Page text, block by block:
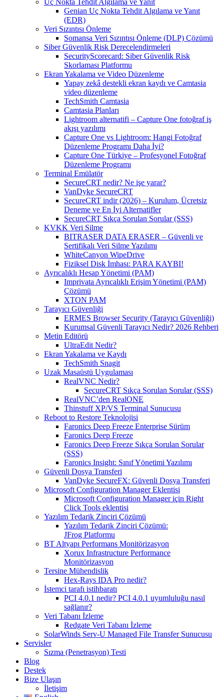
Uç Nokta Tehdit Algılama ve Yanıt
Genian Uç Nokta Tehdit Algılama ve Yanıt
(EDR)
Veri Sızıntısı Önleme
Somansa Veri Sızıntısı Önleme (DLP) Çözümü
Siber Güvenlik Risk Derecelendirmeleri
SecurityScorecard: Siber Güvenlik Risk
Skorlaması Platformu
Ekran Yakalama ve Video Düzenleme
Yapay zekâ destekli ekran kaydı ve Camtasia
video düzenleme
TechSmith Camtasia
Camtasia Planları
Lightroom alternatifi – Capture One fotoğraf iş
akışı yazılımı
Capture One vs Lightroom: Hangi Fotoğraf
Düzenleme Programı Daha İyi?
Capture One Türkiye – Profesyonel Fotoğraf
Düzenleme Programı
Terminal Emülatör
SecureCRT nedir? Ne işe yarar?
VanDyke SecureCRT
SecureCRT indir (2026) – Kurulum, Ücretsiz
Deneme ve En İyi Alternatifler
SecureCRT Sıkça Sorulan Sorular (SSS)
KVKK Veri Silme
BITRASER DATA ERASER – Güvenli ve
Sertifikalı Veri Silme Yazılımı
WhiteCanyon WipeDrive
Fiziksel Disk İmhası: PARA KAYBI!
Ayrıcalıklı Hesap Yönetimi (PAM)
Imprivata Ayrıcalıklı Erişim Yönetimi (PAM)
Çözümü
XTON PAM
Tarayıcı Güvenliği
ERMES Browser Security (Tarayıcı Güvenliği)
Kurumsal Güvenli Tarayıcı Nedir? 2026 Rehberi
Metin Editörü
UltraEdit Nedir?
Ekran Yakalama ve Kaydı
TechSmith Snagit
Uzak Masaüstü Uygulaması
RealVNC Nedir?
SecureCRT Sıkça Sorulan Sorular (SSS)
RealVNC’den RealONE
Thinstuff XP/VS Terminal Sunucusu
Reboot to Restore Teknolojisi
Faronics Deep Freeze Enterprise Sürüm
Faronics Deep Freeze
Faronics Deep Freeze Sıkça Sorulan Sorular
(SSS)
Faronics Insight: Sınıf Yönetimi Yazılımı
Güvenli Dosya Transferi
VanDyke SecureFX: Güvenli Dosya Transferi
Microsoft Configuration Manager Eklentisi
Microsoft Configuration Manager için Right
Click Tools eklentisi
Yazılım Tedarik Zinciri Çözümü
Yazılım Tedarik Zinciri Çözümü:
JFrog Platformu
BT Altyapı Performans Monitörizasyon
Xorux Infrastructure Performance
Monitörizasyon
Tersine Mühendislik
Hex-Rays IDA Pro nedir?
İstemci tarafı istihbaratı
PCI 4.0.1 nedir? PCI 4.0.1 uyumluluğu nasıl
sağlanır?
Veri Tabanı İzleme
Redgate Veri Tabanı İzleme
SolarWinds Serv-U Managed File Transfer Sunucusu
Servisler
Sızma (Penetrasyon) Testi
Blog
Destek
Bize Ulaşın
İletişim